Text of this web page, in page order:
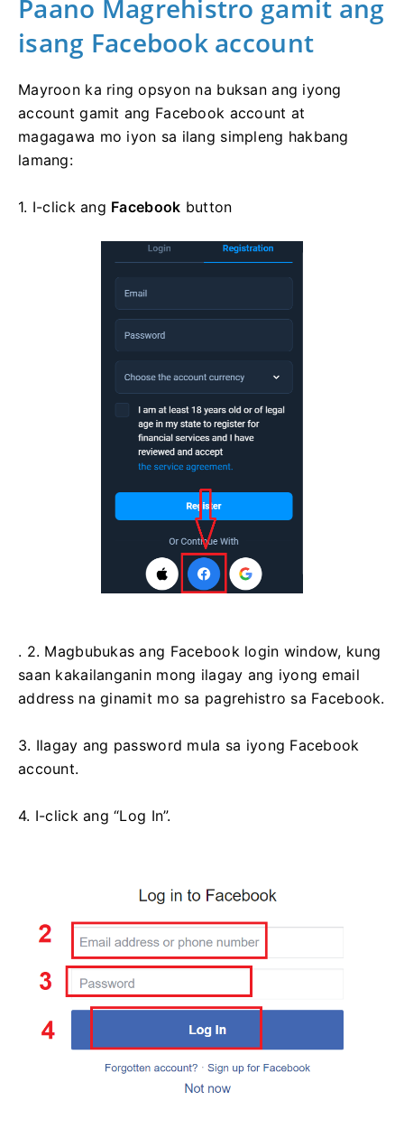
Paano Magrehistro gamit ang
isang Facebook account
Mayroon ka ring opsyon na buksan ang iyong
account gamit ang Facebook account at
magagawa mo iyon sa ilang simpleng hakbang
lamang:
1. I-click ang Facebook button
. 2. Magbubukas ang Facebook login window, kung
saan kakailanganin mong ilagay ang iyong email
address na ginamit mo sa pagrehistro sa Facebook.
3. Ilagay ang password mula sa iyong Facebook
account.
4. I-click ang “Log In”.